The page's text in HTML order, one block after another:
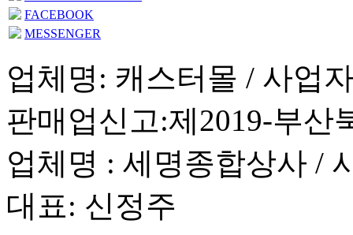
FACEBOOK
MESSENGER
업체명: 캐스터몰 / 사업
판매업신고:제2019-부산
업체명 : 세명종합상사 /
대표: 신정주